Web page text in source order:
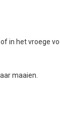
in het vroege
maaien.